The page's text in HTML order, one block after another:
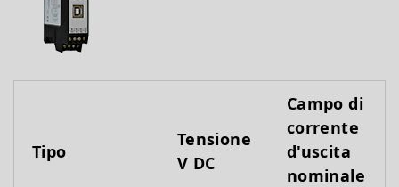
Tipo
Tensione
V DC
Campo di
corrente
d'uscita
nominale